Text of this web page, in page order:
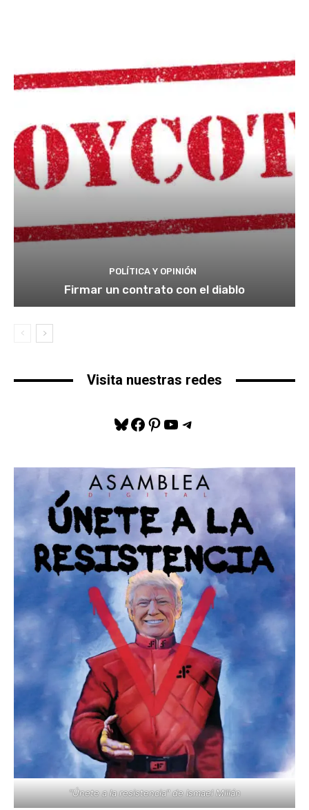
POLÍTICA Y OPINIÓN
Firmar un contrato con el diablo
Visita nuestras redes
Bluesky
Facebook
Pinterest
YouTube
Telegram
"Únete a la resistencia" de Ismael Millán